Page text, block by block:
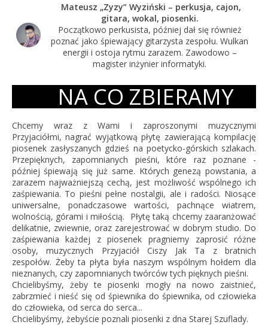
Mateusz „Zyzy” Wyziński – perkusja, cajon,
gitara, wokal, piosenki.
Początkowo perkusista, później dał się również
poznać jako śpiewający gitarzysta zespołu. Wulkan
energii i ostoja rytmu zarazem. Zawodowo –
magister inżynier informatyki.
NA CO ZBIERAMY
Chcemy wraz z Wami i zaproszonymi muzycznymi
Przyjaciółmi, nagrać wyjątkową płytę zawierającą kompilację
piosenek zasłyszanych gdzieś na poetycko-górskich szlakach.
Przepięknych, zapomnianych pieśni, które raz poznane -
później śpiewają się już same. Których genezą powstania, a
zarazem najważniejszą cechą, jest możliwość wspólnego ich
zaśpiewania. To pieśni pełne nostalgii, ale i radości. Niosące
uniwersalne, ponadczasowe wartości, pachnące wiatrem,
wolnością, górami i miłością. Płytę taką chcemy zaaranżować
delikatnie, zwiewnie, oraz zarejestrować w dobrym studio. Do
zaśpiewania każdej z piosenek pragniemy zaprosić różne
osoby, muzycznych Przyjaciół Ciszy Jak Ta z bratnich
zespołów. Żeby ta płyta była naszym wspólnym hołdem dla
nieznanych, czy zapomnianych twórców tych pięknych pieśni.
Chcielibyśmy, żeby te piosenki mogły na nowo zaistnieć,
zabrzmieć i nieść się od śpiewnika do śpiewnika, od człowieka
do człowieka, od serca do serca...
Chcielibyśmy, żebyście poznali piosenki z dna Starej Szuflady.